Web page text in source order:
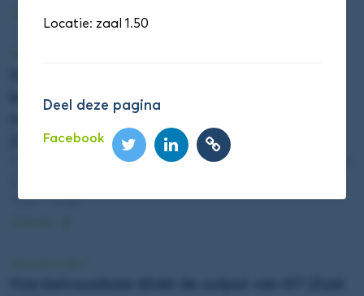
burgerwetenschap inzetten voor biomonitoring
van bestrijdingsmiddelen in Nederland (Zaal
Peter Lindenburg (Hogeschool Leiden) en Ken Kraaijeveld
11:55 - 12:40
Locatie: zaal 1.50
Deel deze pagina
Facebook